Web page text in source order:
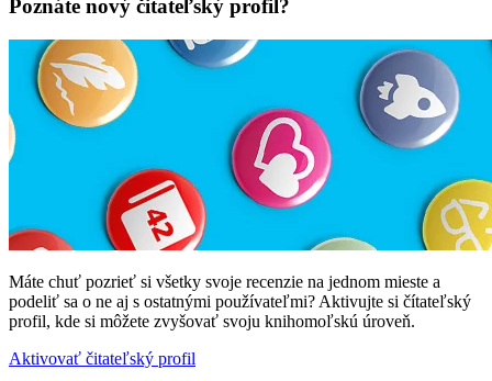
Poznáte nový čitateľský profil?
Máte chuť pozrieť si všetky svoje recenzie na jednom mieste a
podeliť sa o ne aj s ostatnými používateľmi? Aktivujte si čítateľský
profil, kde si môžete zvyšovať svoju knihomoľskú úroveň.
Aktivovať čitateľský profil